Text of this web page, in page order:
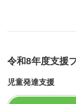
令和8年度支援
児童発達支援